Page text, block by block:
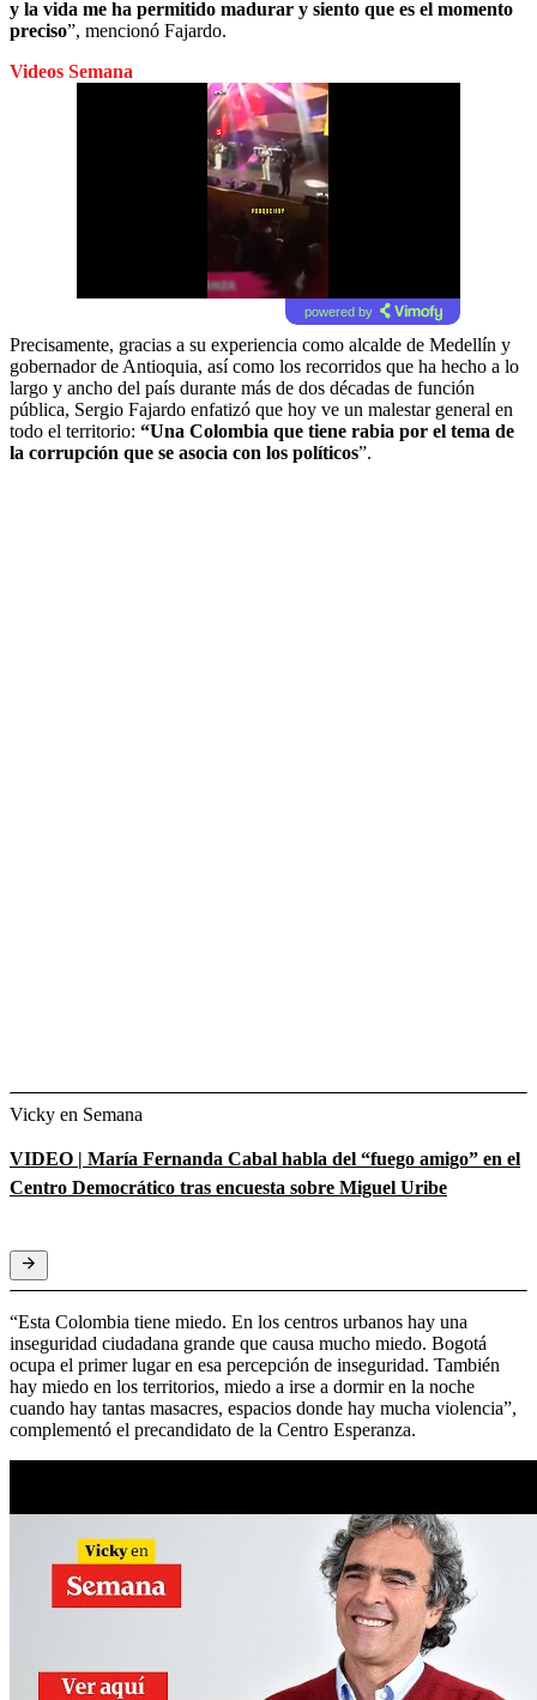
y la vida me ha permitido madurar y siento que es el momento
preciso”, mencionó Fajardo.
Videos Semana
powered by
Precisamente, gracias a su experiencia como alcalde de Medellín y
gobernador de Antioquia, así como los recorridos que ha hecho a lo
largo y ancho del país durante más de dos décadas de función
pública, Sergio Fajardo enfatizó que hoy ve un malestar general en
todo el territorio: “Una Colombia que tiene rabia por el tema de
la corrupción que se asocia con los políticos”.
Vicky en Semana
VIDEO | María Fernanda Cabal habla del “fuego amigo” en el
Centro Democrático tras encuesta sobre Miguel Uribe
“Esta Colombia tiene miedo. En los centros urbanos hay una
inseguridad ciudadana grande que causa mucho miedo. Bogotá
ocupa el primer lugar en esa percepción de inseguridad. También
hay miedo en los territorios, miedo a irse a dormir en la noche
cuando hay tantas masacres, espacios donde hay mucha violencia”,
complementó el precandidato de la Centro Esperanza.